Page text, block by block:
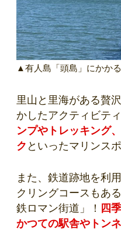
▲有人島「頭島」にかか
里山と里海がある贅
かしたアクティビテ
ンプやトレッキング
ク といったマリンス
また、鉄道跡地を利
クリングコースもあ
鉄ロマン街道」！ 四
かつての駅舎やトン